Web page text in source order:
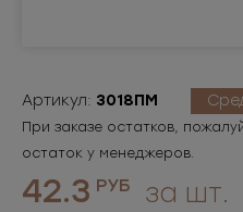
Артикул: 3018ПМ
При заказе остатков,
остаток у менеджеров.
42.3 РУБ за шт.